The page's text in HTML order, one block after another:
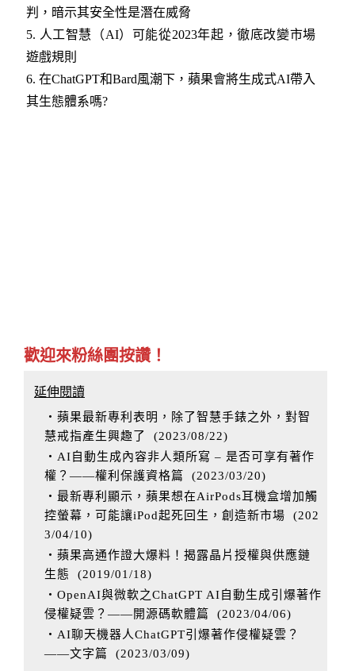
判，暗示其安全性是潛在威脅
5. 人工智慧（AI）可能從2023年起，徹底改變市場
遊戲規則
6.在ChatGPT和Bard風潮下，蘋果會將生成式AI帶入
其生態體系嗎?
歡迎來粉絲團按讚！
延伸閱讀
‧蘋果最新專利表明，除了智慧手錶之外，對智
慧戒指產生興趣了
(2023/08/22)
‧AI自動生成內容非人類所寫 – 是否可享有著作
權？——權利保護資格篇 (2023/03/20)
‧最新專利顯示，蘋果想在AirPods耳機盒增加觸
控螢幕，可能讓iPod起死回生，創造新市場 (202
3/04/10)
‧蘋果高通作證大爆料！揭露晶片授權與供應鏈
生態
(2019/01/18)
‧OpenAI與微軟之ChatGPT AI自動生成引爆著作
侵權疑雲？——開源碼軟體篇 (2023/04/06)
‧AI聊天機器人ChatGPT引爆著作侵權疑雲？
——文字篇 (2023/03/09)